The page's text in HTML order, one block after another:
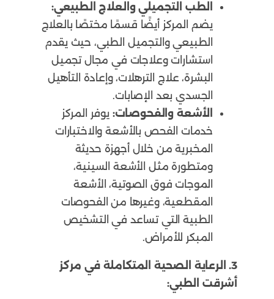
الطب التجميلي والعلاج الطبيعي:
يضم المركز أيضًا قسمًا مختصًا بالعلاج
الطبيعي والتجميل الطبي، حيث يقدم
استشارات وعلاجات في مجال تجميل
البشرة، علاج الترهلات، وإعادة التأهيل
الجسدي بعد الإصابات.
الأشعة والفحوصات: يوفر المركز
خدمات الفحص بالأشعة والاختبارات
المخبرية من خلال أجهزة حديثة
ومتطورة مثل الأشعة السينية،
الموجات فوق الصوتية، الأشعة
المقطعية، وغيرها من الفحوصات
الطبية التي تساعد في التشخيص
المبكر للأمراض.
3. الرعاية الصحية المتكاملة في مركز
أشرقت الطبي: